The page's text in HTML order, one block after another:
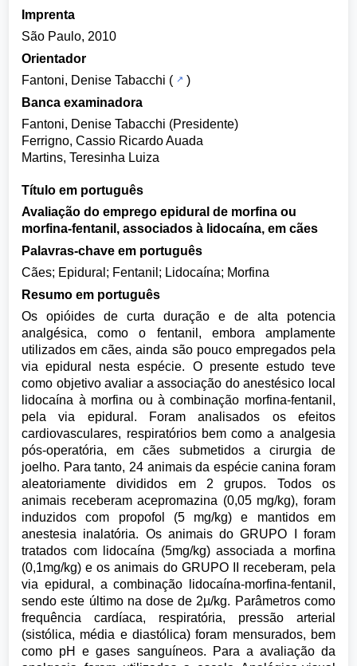
Imprenta
São Paulo, 2010
Orientador
Fantoni, Denise Tabacchi (
)
Banca examinadora
Fantoni, Denise Tabacchi (Presidente)
Ferrigno, Cassio Ricardo Auada
Martins, Teresinha Luiza
Título em português
Avaliação do emprego epidural de morfina ou
morfina-fentanil, associados à lidocaína, em cães
Palavras-chave em português
Cães; Epidural; Fentanil; Lidocaína; Morfina
Resumo em português
Os opióides de curta duração e de alta potencia
analgésica, como o fentanil, embora amplamente
utilizados em cães, ainda são pouco empregados pela
via epidural nesta espécie. O presente estudo teve
como objetivo avaliar a associação do anestésico local
lidocaína à morfina ou à combinação morfina-fentanil,
pela via epidural. Foram analisados os efeitos
cardiovasculares, respiratórios bem como a analgesia
pós-operatória, em cães submetidos a cirurgia de
joelho. Para tanto, 24 animais da espécie canina foram
aleatoriamente divididos em 2 grupos. Todos os
animais receberam acepromazina (0,05 mg/kg), foram
induzidos com propofol (5 mg/kg) e mantidos em
anestesia inalatória. Os animais do GRUPO I foram
tratados com lidocaína (5mg/kg) associada a morfina
(0,1mg/kg) e os animais do GRUPO II receberam, pela
via epidural, a combinação lidocaína-morfina-fentanil,
sendo este último na dose de 2µ/kg. Parâmetros como
frequência cardíaca, respiratória, pressão arterial
(sistólica, média e diastólica) foram mensurados, bem
como pH e gases sanguíneos. Para a avaliação da